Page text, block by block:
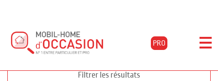
PRO
Acheter Auvergne
Filtrer les résultats